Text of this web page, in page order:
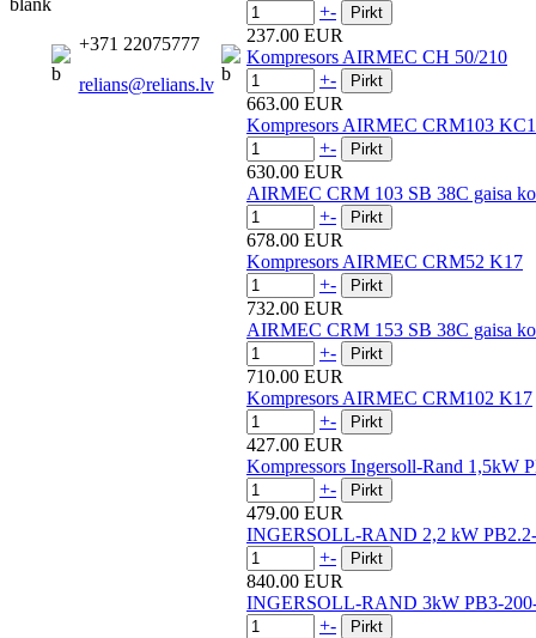
+371 22075777
relians@relians.lv
+-
237.00 EUR
Kompresors AIRMEC CH 50/210
+-
663.00 EUR
Kompresors AIRMEC CRM103
+-
630.00 EUR
AIRMEC CRM 103 SB 38C gaisa
+-
678.00 EUR
Kompresors AIRMEC CRM52 K17
+-
732.00 EUR
AIRMEC CRM 153 SB 38C gaisa
+-
710.00 EUR
Kompresors AIRMEC CRM102 K17
+-
427.00 EUR
Kompressors Ingersoll-Rand 1,5kW
+-
479.00 EUR
INGERSOLL-RAND 2,2 kW PB2.2-
+-
840.00 EUR
INGERSOLL-RAND 3kW PB3-200-
+-